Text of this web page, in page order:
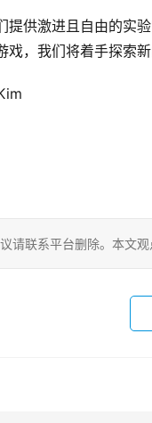
提供激进且自由的实
，我们将着手探索新
请联系平台删除。本文